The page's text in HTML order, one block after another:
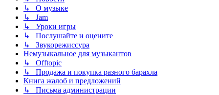
↳ О музыке
↳ Jam
↳ Уроки игры
↳ Послушайте и оцените
↳ Звукорежиссура
Немузыкальное для музыкантов
↳ Offtopic
↳ Продажа и покупка разного барахла
Книга жалоб и предложений
↳ Письма администрации